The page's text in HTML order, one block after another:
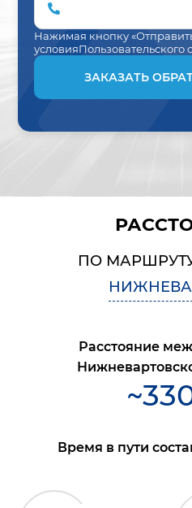
Нажимая кнопку
условияПользовательского
ЗАКАЗАТЬ
ПО
Расстояние
~
Время в пути